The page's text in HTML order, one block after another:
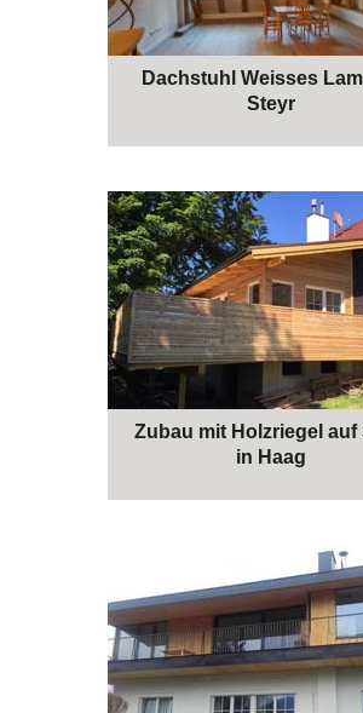
Dachstuhl Weisses
Steyr
Zubau mit Holzriegel auf
in Haag